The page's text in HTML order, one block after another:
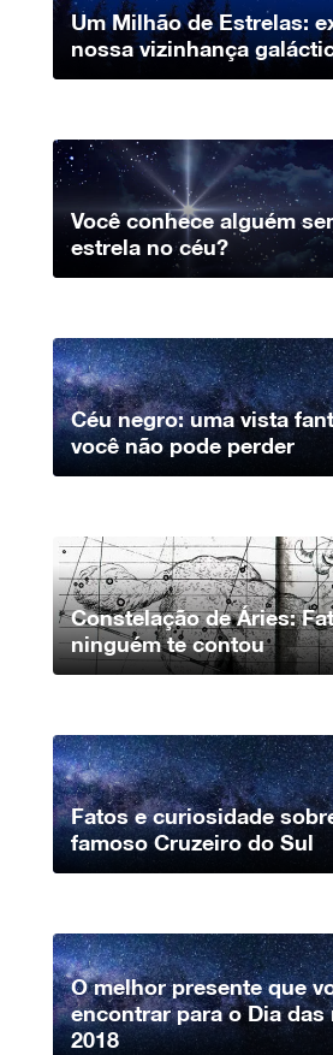
Um Milhão de Estrelas:
nossa vizinhança
Você conhece alguém
estrela no céu?
Céu negro: uma vista
você não pode perder
Constelação de Áries:
ninguém te contou
Fatos e curiosidade
famoso Cruzeiro do Sul
O melhor presente que
encontrar para o Dia das
2018